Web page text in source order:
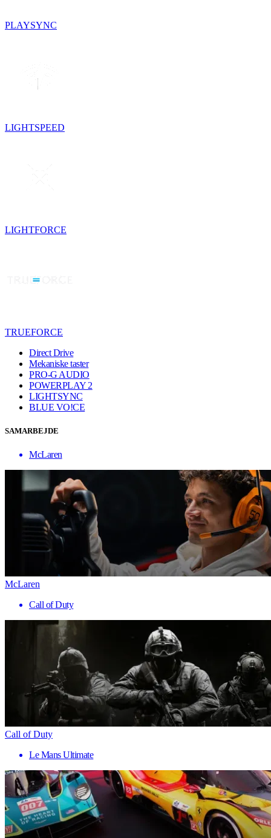
PLAYSYNC
LIGHTSPEED
LIGHTFORCE
TRUEFORCE
Direct Drive
Mekaniske taster
PRO-G AUDIO
POWERPLAY 2
LIGHTSYNC
BLUE VO!CE
SAMARBEJDE
McLaren
McLaren
Call of Duty
Call of Duty
Le Mans Ultimate